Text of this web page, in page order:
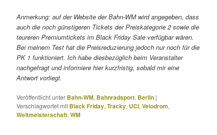
Anmerkung: auf der Website der Bahn-WM wird angegeben, dass
auch die noch günstigeren Tickets der Preiskategorie 2 sowie die
teureren Premiumtickets im Black Friday Sale verfügbar wären.
Bei meinem Test hat die Preisreduzierung jedoch nur noch für die
PK 1 funktioniert. Ich habe diesbezüglich beim Veranstalter
nachgefragt und informiere hier kurzfristig, sobald mir eine
Antwort vorliegt.
Veröffentlicht unter Bahn-WM, Bahnradsport, Berlin |
Verschlagwortet mit Black Friday,Tracky, UCI,Velodrom,
Weltmeisterschaft,WM